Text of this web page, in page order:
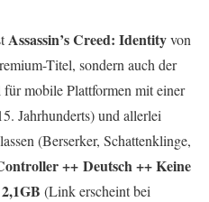
Assassin’s Creed: Identityvon
Titel, sondern auch der
für mobile Plattformen mit einer
Jahrhunderts) und allerlei
(Berserker, Schattenklinge,
++ Deutsch ++ Keine
(Link erscheint bei